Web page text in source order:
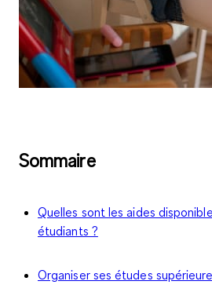
Sommaire
Quelles sont les aides
étudiants ?
Organiser ses études